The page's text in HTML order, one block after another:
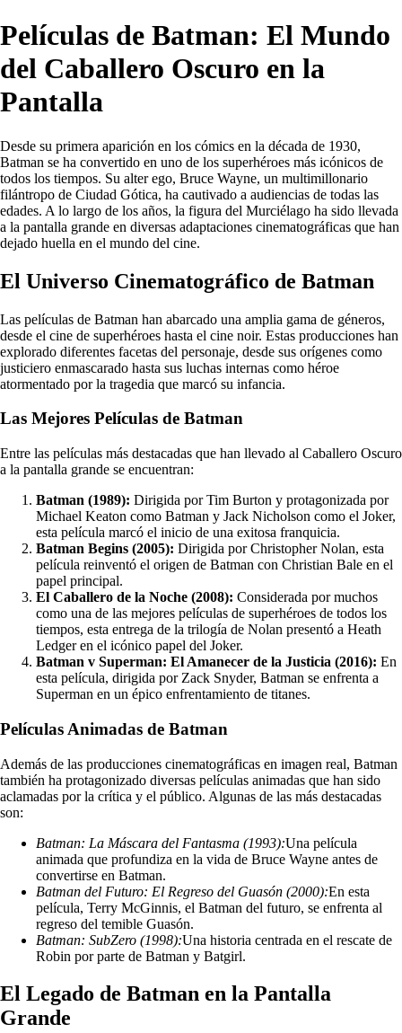
Películas de Batman: El Mundo
del Caballero Oscuro en la
Pantalla
Desde su primera aparición en los cómics en la década de 1930,
Batman se ha convertido en uno de los superhéroes más icónicos de
todos los tiempos. Su alter ego, Bruce Wayne, un multimillonario
filántropo de Ciudad Gótica, ha cautivado a audiencias de todas las
edades. A lo largo de los años, la figura del Murciélago ha sido llevada
a la pantalla grande en diversas adaptaciones cinematográficas que han
dejado huella en el mundo del cine.
El Universo Cinematográfico de Batman
Las películas de Batman han abarcado una amplia gama de géneros,
desde el cine de superhéroes hasta el cine noir. Estas producciones han
explorado diferentes facetas del personaje, desde sus orígenes como
justiciero enmascarado hasta sus luchas internas como héroe
atormentado por la tragedia que marcó su infancia.
Las Mejores Películas de Batman
Entre las películas más destacadas que han llevado al Caballero Oscuro
a la pantalla grande se encuentran:
Batman (1989): Dirigida por Tim Burton y protagonizada por
Michael Keaton como Batman y Jack Nicholson como el Joker,
esta película marcó el inicio de una exitosa franquicia.
Batman Begins (2005): Dirigida por Christopher Nolan, esta
película reinventó el origen de Batman con Christian Bale en el
papel principal.
El Caballero de la Noche (2008): Considerada por muchos
como una de las mejores películas de superhéroes de todos los
tiempos, esta entrega de la trilogía de Nolan presentó a Heath
Ledger en el icónico papel del Joker.
Batman v Superman: El Amanecer de la Justicia (2016): En
esta película, dirigida por Zack Snyder, Batman se enfrenta a
Superman en un épico enfrentamiento de titanes.
Películas Animadas de Batman
Además de las producciones cinematográficas en imagen real, Batman
también ha protagonizado diversas películas animadas que han sido
aclamadas por la crítica y el público. Algunas de las más destacadas
son:
Batman: La Máscara del Fantasma (1993):Una película
animada que profundiza en la vida de Bruce Wayne antes de
convertirse en Batman.
Batman del Futuro: El Regreso del Guasón (2000):En esta
película, Terry McGinnis, el Batman del futuro, se enfrenta al
regreso del temible Guasón.
Batman: SubZero (1998):Una historia centrada en el rescate de
Robin por parte de Batman y Batgirl.
El Legado de Batman en la Pantalla
Grande